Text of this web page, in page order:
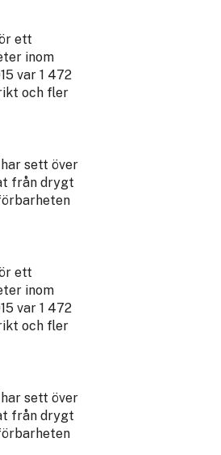
ett
inom
var 1 472
och fler
sett över
från drygt
ett
inom
var 1 472
och fler
sett över
från drygt